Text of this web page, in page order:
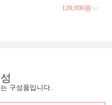
120,000원
구성품입니다.